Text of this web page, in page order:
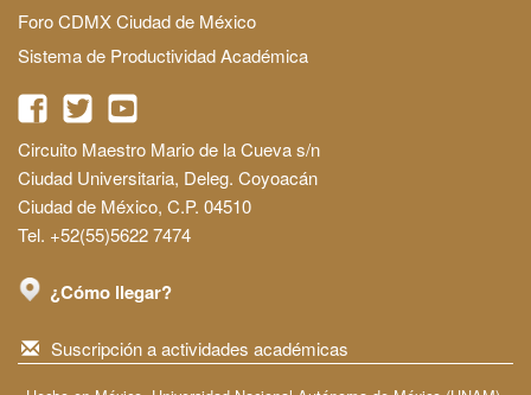
Foro CDMX Ciudad de México
Sistema de Productividad Académica
Circuito Maestro Mario de la Cueva s/n
Ciudad Universitaria, Deleg. Coyoacán
Ciudad de México, C.P. 04510
Tel. +52(55)5622 7474
¿Cómo llegar?
Suscripción a actividades académicas